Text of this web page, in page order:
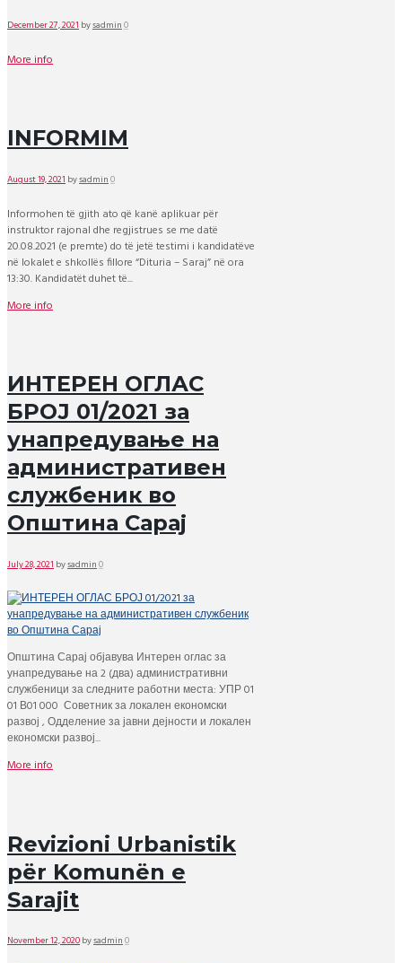
December 27, 2021 bysadmin0
More info
INFORMIM
August 19, 2021 bysadmin0
Informohen të gjith ato që kanë aplikuar për
instruktor rajonal dhe regjistrues se me datë
20.08.2021 (e premte) do të jetë testimi i kandidatëve
në lokalet e shkollës fillore “Dituria – Saraj” në ora
13:30. Kandidatët duhet të...
More info
ИНТЕРЕН ОГЛАС
БРОЈ 01/2021 за
унапредување на
административен
службеник во
Општина Сарај
July 28, 2021 bysadmin0
Општина Сарај објавува Интерен оглас за
унапредување на 2 (два) административни
службеници за следните работни места: УПР 01
01 В01 000 Советник за локален економски
развој , Одделение за јавни дејности и локален
економски развој...
More info
Revizioni Urbanistik
për Komunën e
Sarajit
November 12, 2020bysadmin0